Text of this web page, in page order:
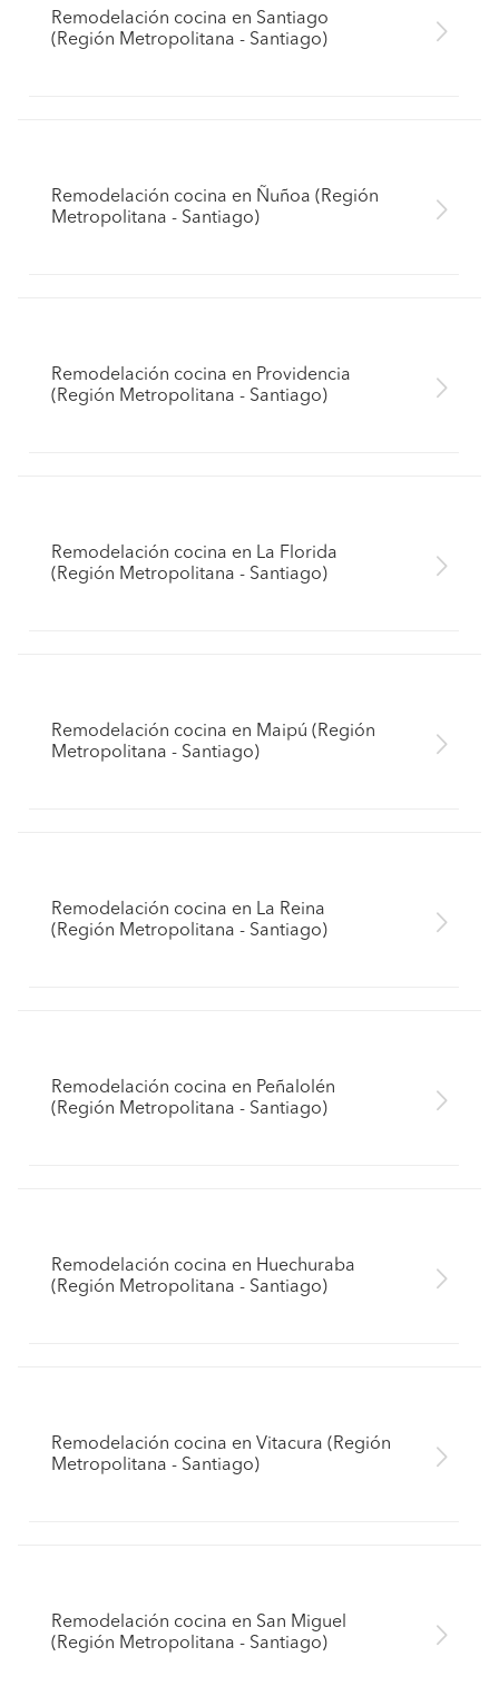
Remodelación cocina en Santiago
(Región Metropolitana - Santiago)
Remodelación cocina en Ñuñoa (Región
Metropolitana - Santiago)
Remodelación cocina en Providencia
(Región Metropolitana - Santiago)
Remodelación cocina en La Florida
(Región Metropolitana - Santiago)
Remodelación cocina en Maipú (Región
Metropolitana - Santiago)
Remodelación cocina en La Reina
(Región Metropolitana - Santiago)
Remodelación cocina en Peñalolén
(Región Metropolitana - Santiago)
Remodelación cocina en Huechuraba
(Región Metropolitana - Santiago)
Remodelación cocina en Vitacura (Región
Metropolitana - Santiago)
Remodelación cocina en San Miguel
(Región Metropolitana - Santiago)